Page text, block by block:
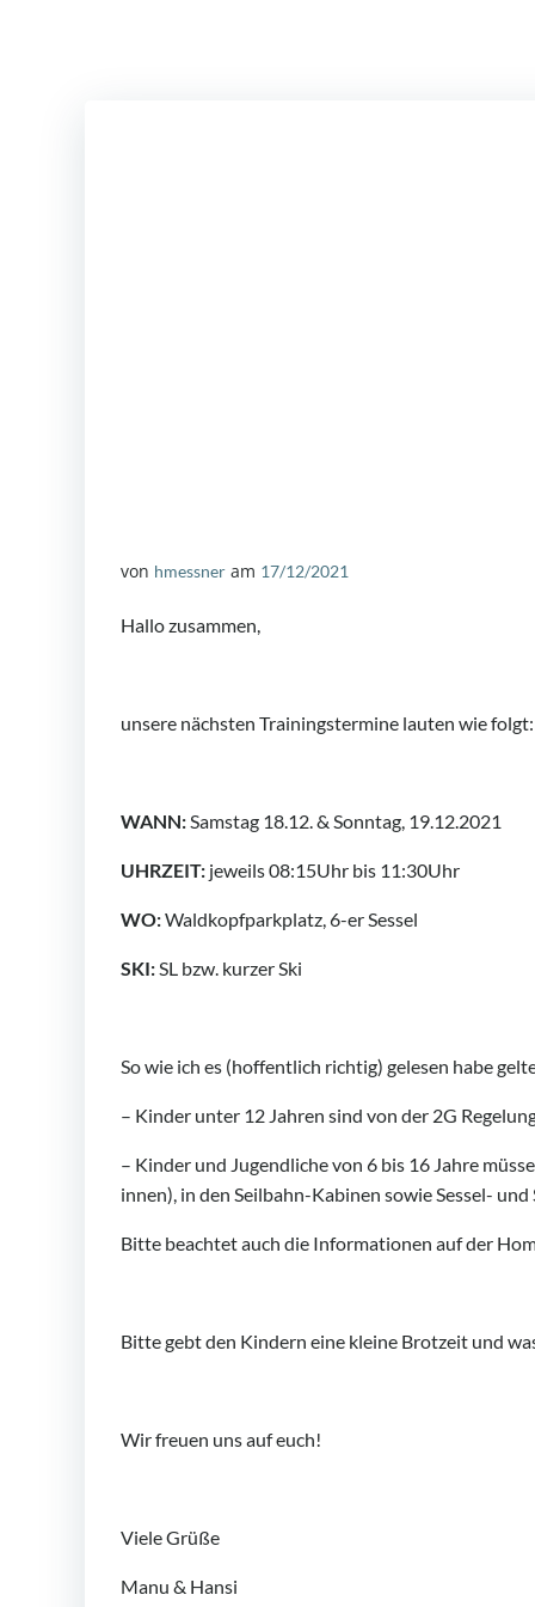
von hmessner am 17/12/2021
Hallo zusammen,
unsere nächsten Trainingstermine lauten wie folgt:
WANN:Samstag 18.12. & Sonntag, 19.12.2021
UHRZEIT: jeweils 08:15Uhr bis 11:30Uhr
WO:Waldkopfparkplatz, 6-er Sessel
SKI:SL bzw. kurzer Ski
So wie ich es (hoffentlich richtig) gelesen habe
– Kinder unter 12 Jahren sind von der 2G
– Kinder und Jugendliche von 6 bis 16 Jahre
innen), in den Seilbahn-Kabinen sowie Sessel-
Bitte beachtet auch die Informationen auf der
Bitte gebt den Kindern eine kleine Brotzeit und
Wir freuen uns auf euch!
Viele Grüße
Manu & Hansi